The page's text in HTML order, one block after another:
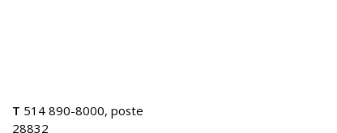
T 514 890-8000, poste
28832